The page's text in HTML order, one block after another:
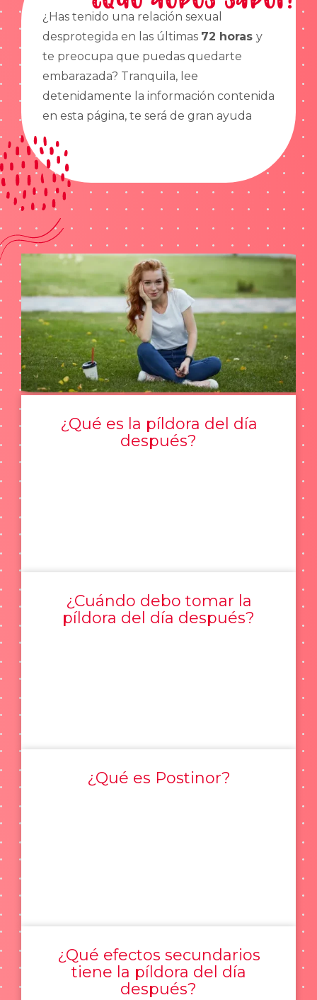
¿Has tenido una relación sexual
desprotegida en las últimas 72 horas y
te preocupa que puedas quedarte
embarazada? Tranquila, lee
detenidamente la información contenida
en esta página, te será de gran ayuda
¿Qué es la píldora del día
después?
¿Cuándo debo tomar la
píldora del día después?
¿Qué es Postinor?
¿Qué efectos secundarios
tiene la píldora del día
después?